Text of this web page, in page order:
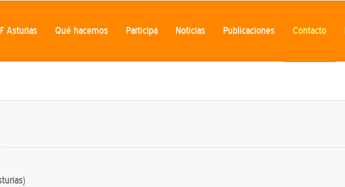
Asturias Qué hacemos Participa Noticias Publicaciones Contacto